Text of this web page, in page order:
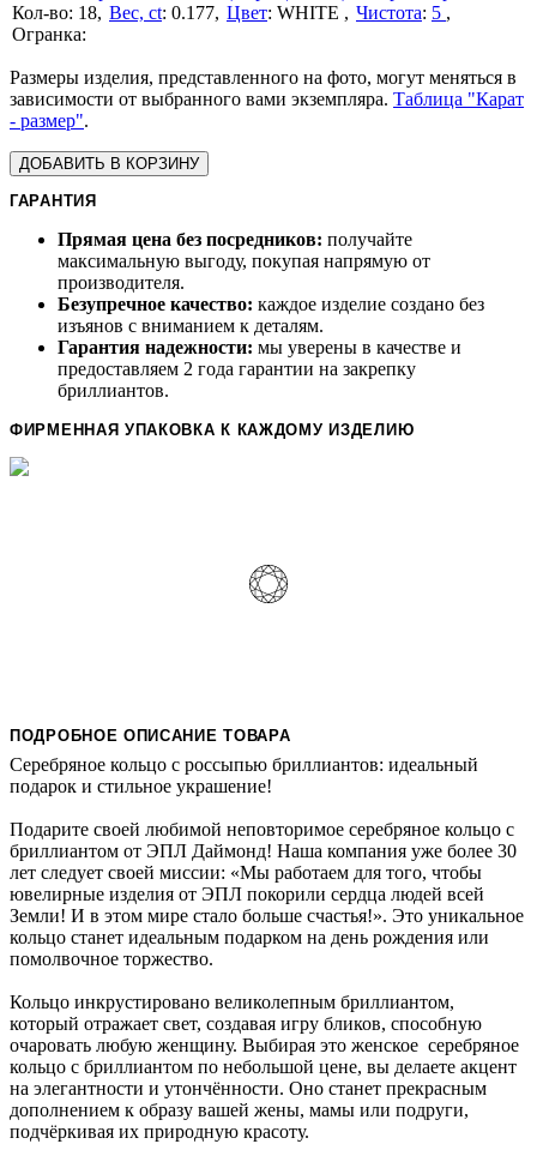
18 Вес, ct: 0.177 Цвет: WHITE Чистота: 5
Размеры изделия, представленного на фото, могут меняться в
зависимости от выбранного вами экземпляра. Таблица "Карат
- размер".
ДОБАВИТЬ В КОРЗИНУ
ГАРАНТИЯ
Прямая цена без посредников: получайте
максимальную выгоду, покупая напрямую от
производителя.
Безупречное качество: каждое изделие создано без
изъянов с вниманием к деталям.
Гарантия надежности: мы уверены в качестве и
предоставляем 2 года гарантии на закрепку
бриллиантов.
ФИРМЕННАЯ УПАКОВКА К КАЖДОМУ ИЗДЕЛИЮ
ПОДРОБНОЕ ОПИСАНИЕ ТОВАРА
Серебряное кольцо с россыпью бриллиантов: идеальный
подарок и стильное украшение!
Подарите своей любимой неповторимое серебряное кольцо с
бриллиантом от ЭПЛ Даймонд! Наша компания уже более 30
лет следует своей миссии: «Мы работаем для того, чтобы
ювелирные изделия от ЭПЛ покорили сердца людей всей
Земли! И в этом мире стало больше счастья!». Это уникальное
кольцо станет идеальным подарком на день рождения или
помолвочное торжество.
Кольцо инкрустировано великолепным бриллиантом,
который отражает свет, создавая игру бликов, способную
очаровать любую женщину. Выбирая это женское серебряное
кольцо с бриллиантом по небольшой цене, вы делаете акцент
на элегантности и утончённости. Оно станет прекрасным
дополнением к образу вашей жены, мамы или подруги,
подчёркивая их природную красоту.